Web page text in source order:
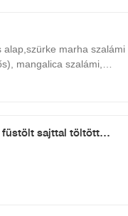
alap,szürke marha szalámi
mangalica szalámi,
koktél paradicsom
füstölt sajttal töltött